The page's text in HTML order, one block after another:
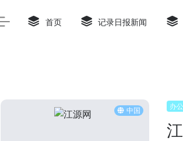
首页 记录日报新闻
中国 办公